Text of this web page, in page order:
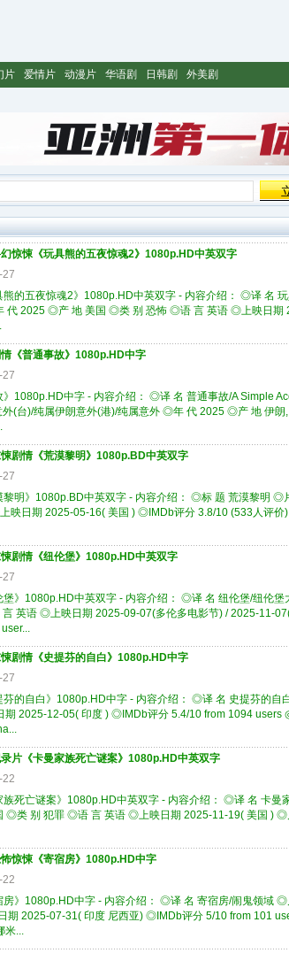
片 爱情片 动漫片 华语剧 日韩剧 外美剧
惊悚《玩具熊的五夜惊魂2》1080p.HD中英双字
27
的五夜惊魂2》1080p.HD中英双字 - 内容介绍： ◎译 名
代 2025 ◎产 地 美国 ◎类 别 恐怖 ◎语 言 英语 ◎上映日期
《普通事故》1080p.HD中字
27
1080p.HD中字 - 内容介绍： ◎译 名 普通事故/A Simple
外(台)/纯属伊朗意外(港)/纯属意外 ◎年 代 2025 ◎产 地 伊
剧情《荒漠黎明》1080p.BD中英双字
27
黎明》1080p.BD中英双字 - 内容介绍： ◎标 题 荒漠黎明
映日期 2025-05-16( 美国 ) ◎IMDb评分 3.8/10 (533人评
剧情《纽伦堡》1080p.HD中英双字
27
堡》1080p.HD中英双字 - 内容介绍： ◎译 名 纽伦堡/纽伦
英语 ◎上映日期 2025-09-07(多伦多电影节) / 2025-11-
剧情《史提芬的自白》1080p.HD中字
27
芬的自白》1080p.HD中字 - 内容介绍： ◎译 名 史提芬的
2025-12-05( 印度 ) ◎IMDb评分 5.4/10 from 1094 users
片《卡曼家族死亡谜案》1080p.HD中英双字
22
族死亡谜案》1080p.HD中英双字 - 内容介绍： ◎译 名 卡
◎类 别 犯罪 ◎语 言 英语 ◎上映日期 2025-11-19( 美国 )
惊悚《寄宿房》1080p.HD中字
22
房》1080p.HD中字 - 内容介绍： ◎译 名 寄宿房/闹鬼领域
2025-07-31( 印度 尼西亚) ◎IMDb评分 5/10 from 101
米...